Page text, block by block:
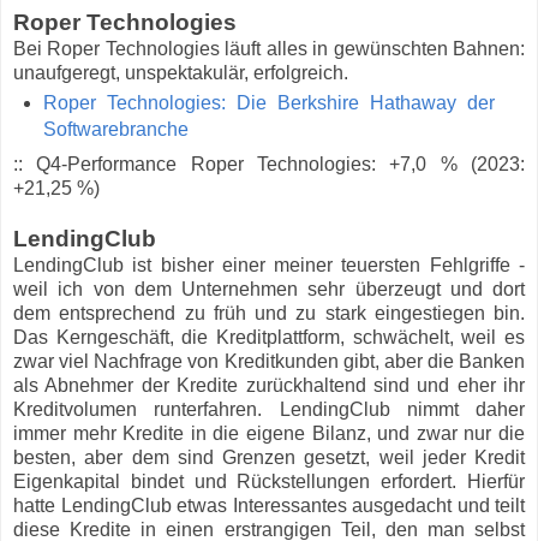
Roper Technologies
Bei Roper Technologies läuft alles in gewünschten Bahnen:
unaufgeregt, unspektakulär, erfolgreich.
Roper Technologies: Die Berkshire Hathaway der
Softwarebranche
:: Q4-Performance Roper Technologies: +7,0 % (2023:
+21,25 %)
LendingClub
LendingClub ist bisher einer meiner teuersten Fehlgriffe -
weil ich von dem Unternehmen sehr überzeugt und dort
dem entsprechend zu früh und zu stark eingestiegen bin.
Das Kerngeschäft, die Kreditplattform, schwächelt, weil es
zwar viel Nachfrage von Kreditkunden gibt, aber die Banken
als Abnehmer der Kredite zurückhaltend sind und eher ihr
Kreditvolumen runterfahren. LendingClub nimmt daher
immer mehr Kredite in die eigene Bilanz, und zwar nur die
besten, aber dem sind Grenzen gesetzt, weil jeder Kredit
Eigenkapital bindet und Rückstellungen erfordert. Hierfür
hatte LendingClub etwas Interessantes ausgedacht und teilt
diese Kredite in einen erstrangigen Teil, den man selbst